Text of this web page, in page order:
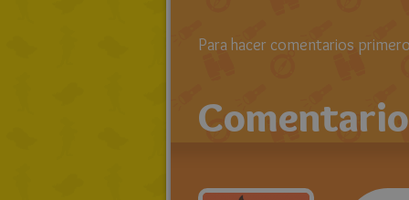
Para hacer comentarios